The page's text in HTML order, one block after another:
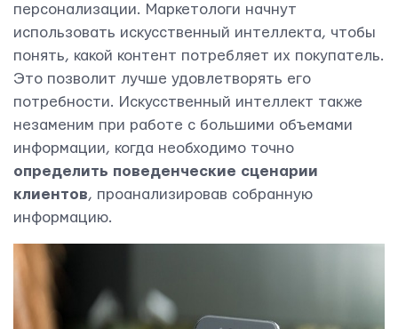
персонализации. Маркетологи начнут
использовать искусственный интеллекта, чтобы
понять, какой контент потребляет их покупатель.
Это позволит лучше удовлетворять его
потребности. Искусственный интеллект также
незаменим при работе с большими объемами
информации, когда необходимо точно
определить поведенческие сценарии
клиентов, проанализировав собранную
информацию.
Контактная информация
info@yudjes.com
Rävala pst 8-ruum 810, 10143, Tallinn
Yudjes OÜ